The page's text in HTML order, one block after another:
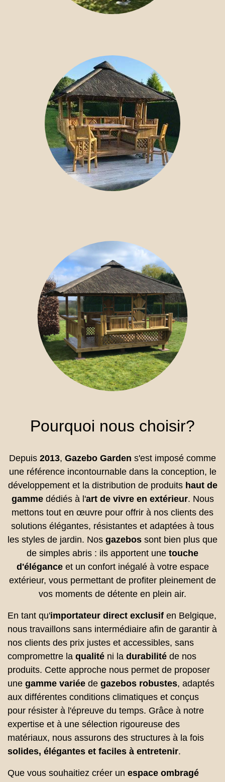
Pourquoi nous choisir?
Depuis 2013, Gazebo Garden s'est imposé comme
une référence incontournable dans la conception, le
développement et la distribution de produits haut de
gammedédiés à l'art de vivre en extérieur. Nous
mettons tout en œuvre pour offrir à nos clients des
solutions élégantes, résistantes et adaptées à tous
les styles de jardin. Nos gazebos sont bien plus que
de simples abris : ils apportent une touche
d'éléganceet un confort inégalé à votre espace
extérieur, vous permettant de profiter pleinement de
vos moments de détente en plein air.
En tant qu'importateur direct exclusif en Belgique,
nous travaillons sans intermédiaire afin de garantir à
nos clients des prix justes et accessibles, sans
compromettre la qualité ni la durabilité de nos
produits. Cette approche nous permet de proposer
une gamme variée de gazebos robustes, adaptés
aux différentes conditions climatiques et conçus
pour résister à l'épreuve du temps. Grâce à notre
expertise et à une sélection rigoureuse des
matériaux, nous assurons des structures à la fois
solides, élégantes et faciles à entretenir.
Que vous souhaitiez créer un espace ombragé